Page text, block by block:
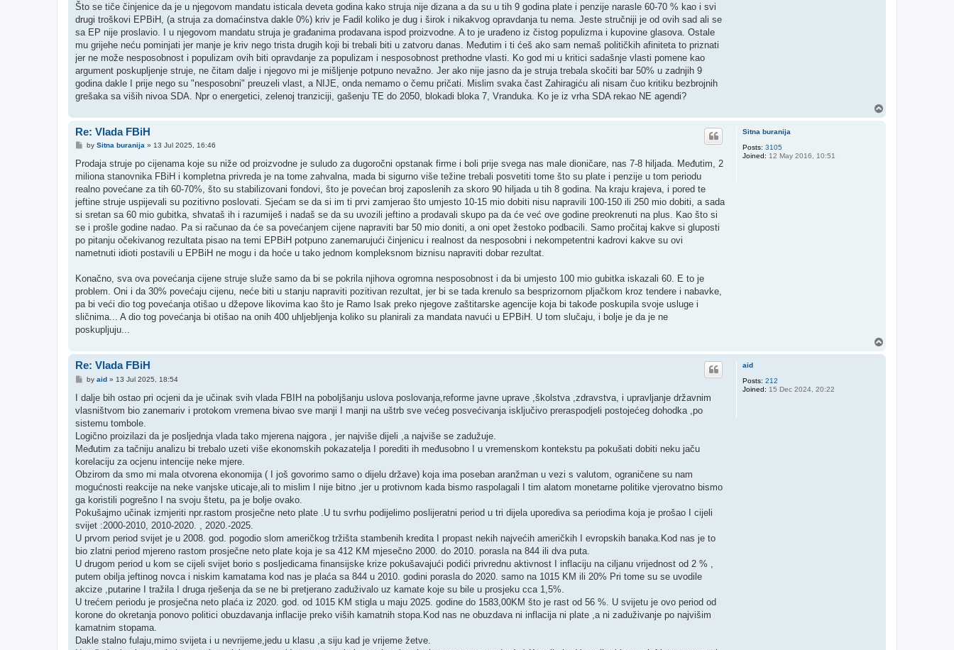
Što se tiče činjenice da je u njegovom mandatu isticala deveta godina kako struja nije dizana a da su u tih 9 godina plate i penzije narasle 60-70 % kao i svi
drugi troškovi EPBiH, (a struja za domaćinstva dakle 0%) kriv je Fadil koliko je dug i širok i nikakvog opravdanja tu nema. Jeste stručniji je od ovih sad ali se
sa EP nije proslavio. I u njegovom mandatu struja je građanima prodavana ispod proizvodne. A to je urađeno iz čistog populizma i kupovine glasova. Ostale
mu grijehe neću pominjati jer manje je kriv nego trista drugih koji bi trebali biti u zatvoru danas. Međutim i ti ćeš ako sam nemaš političkih afiniteta to priznati
jer ne može nesposobnost i populizam ovih biti opravdanje za populizam i nesposobnost prethodne vlasti. Ko god mi u kritici sadašnje vlasti pomene kao
argument poskupljenje struje, ne čitam dalje i njegovo mi je mišljenje potpuno nevažno. Jer ako nije jasno da je struja trebala skočiti bar 50% u zadnjih 9
godina dakle I prije nego su "nesposobni" preuzeli vlast, a NIJE, onda nemamo o čemu pričati. Mislim svaka čast Zahiragiću ali nisam čuo kritiku bezbrojnih
grešaka sa viših nivoa SDA. Npr o energetici, zelenoj tranziciji, gašenju TE do 2050, blokadi bloka 7, Vranduka. Ko je iz vrha SDA rekao NE agendi?
Sitna buranija
Posts: 3105
Joined: 12 May 2016, 10:51
Re: Vlada FBiH
P
s
by Sitna buranija » 13 Jul 2025, 16:46
Prodaja struje po cijenama koje su niže od proizvodne je suludo za dugoročni opstanak firme i boli prije svega nas male dioničare, nas 7-8 hiljada. Međutim, 2
miliona stanovnika FBiH i kompletna privreda je na tome zahvalna, mada bi sigurno više težine trebali posvetiti tome što su plate i penzije u tom periodu
realno povećane za tih 60-70%, što su stabilizovani fondovi, što je povećan broj zaposlenih za skoro 90 hiljada u tih 8 godina. Na kraju krajeva, i pored te
jeftine struje uspijevali su pozitivno poslovati. Sjećam se da si im ti prvi zamjerao što umjesto 10-15 mio dobiti nisu napravili 100-150 ili 250 mio dobiti, a sada
si sretan sa 60 mio gubitka, shvataš ih i razumiješ i nadaš se da su uvozili jeftino a prodavali skupo pa da će već ove godine preokrenuti na plus. Kao što si
se i prošle godine nadao. Pa si računao da će sa povećanjem cijene napraviti bar 50 mio doniti, a oni opet žestoko podbacili. Samo pročitaj kakve si gluposti
po pitanju očekivanog rezultata pisao na temi EPBiH potpuno zanemarujući činjenicu i realnost da nesposobni i nekompetentni kadrovi kakve su ovi
nametnuti idioti postavili u EPBiH ne mogu i da hoće u tako jednom kompleksnom biznisu napraviti dobar rezultat.
Konačno, sva ova povećanja cijene struje služe samo da bi se pokrila njihova ogromna nesposobnost i da bi umjesto 100 mio gubitka iskazali 60. E to je
problem. Oni i da 30% povećaju cijenu, neće biti u stanju napraviti pozitivan rezultat, jer bi se tada krenulo sa besprizornom pljačkom kroz tendere i nabavke,
pa bi veći dio tog povećanja otišao u džepove likovima kao što je Ramo Isak preko njegove zaštitarske agencije koja bi takođe poskupila svoje usluge i
sličnima... A dio tog povećanja bi otišao na onih 400 uhljebljenja koliko su planirali za mandata navući u EPBiH. U tom slučaju, i bolje je da je ne
poskupljuju...
aid
Posts: 212
Joined: 15 Dec 2024, 20:22
Re: Vlada FBiH
P
s
by aid» 13 Jul 2025, 18:54
I dalje bih ostao pri ocjeni da je učinak svih vlada FBIH na poboljšanju uslova poslovanja,reforme javne uprave ,školstva ,zdravstva, i upravljanje državnim
vlasništvom bio zanemariv i protokom vremena bivao sve manji I manji na uštrb sve većeg posvećivanja isključivo preraspodjeli postojećeg dohodka ,po
sistemu tombole.
Logično proizilazi da je posljednja vlada tako mjerena najgora , jer najviše dijeli ,a najviše se zadužuje.
Međutim za tačniju analizu bi trebalo uzeti više ekonomskih pokazatelja I porediti ih međusobno I u vremenskom kontekstu pa pokušati dobiti neku jaču
korelaciju za ocjenu intencije neke mjere.
Obzirom da smo mi mala otvorena ekonomija ( I još govorimo samo o dijelu države) koja ima poseban aranžman u vezi s valutom, ograničene su nam
mogućnosti reakcije na neke vanjske uticaje,ali to mislim I nije bitno ,jer u protivnom kada bismo raspolagali I tim alatom monetarne politike vjerovatno bismo
ga koristili pogrešno I na svoju štetu, pa je bolje ovako.
Pokušajmo učinak izmjeriti npr.rastom prosječne neto plate .U tu svrhu podijelimo poslijeratni period u tri dijela uporediva sa periodima koja je prošao I cijeli
svijet :2000-2010, 2010-2020. , 2020.-2025.
U prvom period svijet je u 2008. god. pogodio slom američkog tržišta stambenih kredita I propast nekih najvećih američkih I evropskih banaka.Kod nas je to
bio zlatni period mjereno rastom prosječne neto plate koja je sa 412 KM mjesečno 2000. do 2010. porasla na 844 ili dva puta.
U drugom period u kom se cijeli svijet borio s posljedicama finansijske krize pokušavajući podići privrednu aktivnost I inflaciju na ciljanu vrijednost od 2 % ,
putem obilja jeftinog novca i niskim kamatama kod nas je plaća sa 844 u 2010. godini porasla do 2020. samo na 1015 KM ili 20% Pri tome su se uvodile
akcize ,putarine I tražila I druga rješenja da se ne bi pretjerano zaduživalo uz kamate koje su bile u prosjeku cca 1,5%.
U trećem periodu je prosječna neto plaća iz 2020. god. od 1015 KM stigla u maju 2025. godine do 1583,00KM što je rast od 56 %. U svijetu je ovo period od
korone do okretanja ponovo politici obuzdavanja inflacije preko viših kamatnih stopa.Kod nas ne obuzdava ni inflacija ni plate ,a ni zaduživanje po najvišim
kamatnim stopama.
Dakle stalno fulaju,mimo svijeta i u nevrijeme,jedu u klasu ,a siju kad je vrijeme žetve.